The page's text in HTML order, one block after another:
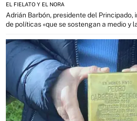
EL FIELATO Y EL NORA
Adrián Barbón, presidente del Principado,
de políticas «que se sostengan a medio y